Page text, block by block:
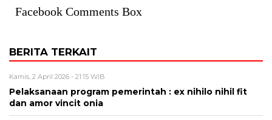
Facebook Comments Box
BERITA TERKAIT
Kamis, 2 April 2026 - 21:15 WIB
Pelaksanaan program pemerintah : ex nihilo nihil fit
dan amor vincit onia